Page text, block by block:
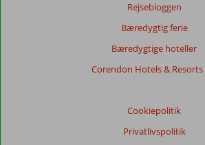
Rejsebloggen
Bæredygtig ferie
Bæredygtige hoteller
Corendon Hotels & Resorts
Cookiepolitik
Privatlivspolitik